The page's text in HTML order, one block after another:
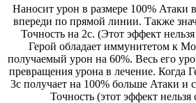
Наносит урон в размере 100% Атаки
впереди по прямой линии. Также
Точность на 2с. (Этот эффект
Герой обладает иммунитетом к
получаемый урон на 60%. Весь его
превращения урона в лечение. Когда
3с получает на 100% больше Атаки и
Точность (этот эффект